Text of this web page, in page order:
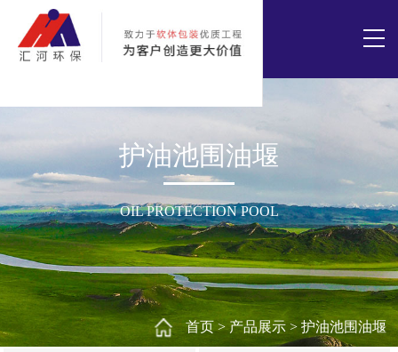
首页> 产品展示> 护油池围油堰
护油池围油堰
OIL PROTECTION POOL